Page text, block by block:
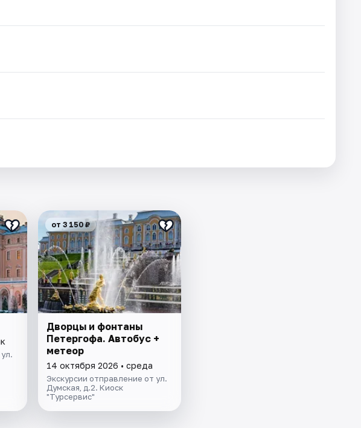
от 3 150 ₽
Дворцы и фонтаны
Петергофа. Автобус +
метеор
14 октября 2026 • среда
Экскурсии отправление от ул.
Думская, д.2. Киоск
"Турсервис"